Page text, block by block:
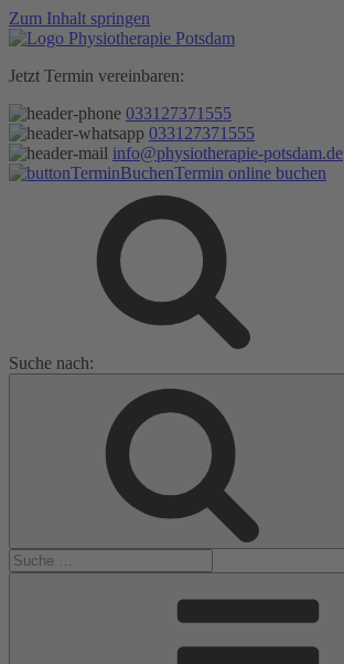
Zum Inhalt springen
Jetzt Termin vereinbaren:
033127371555
033127371555
info@physiotherapie-potsdam.de
Termin online buchen
Suche nach: